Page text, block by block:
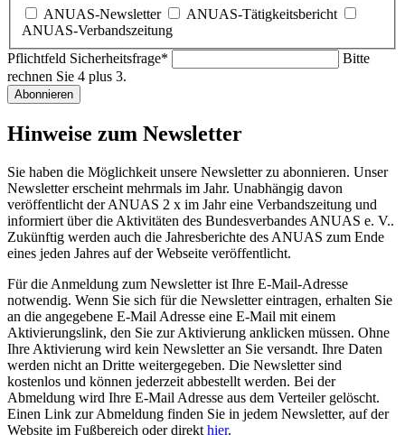
ANUAS-Newsletter
ANUAS-Tätigkeitsbericht
ANUAS-Verbandszeitung
Pflichtfeld Sicherheitsfrage*
Bitte
rechnen Sie 4 plus 3.
Abonnieren
Hinweise zum Newsletter
Sie haben die Möglichkeit unsere Newsletter zu abonnieren. Unser
Newsletter erscheint mehrmals im Jahr. Unabhängig davon
veröffentlicht der ANUAS 2 x im Jahr eine Verbandszeitung und
informiert über die Aktivitäten des Bundesverbandes ANUAS e. V..
Zukünftig werden auch die Jahresberichte des ANUAS zum Ende
eines jeden Jahres auf der Webseite veröffentlicht.
Für die Anmeldung zum Newsletter ist Ihre E-Mail-Adresse
notwendig. Wenn Sie sich für die Newsletter eintragen, erhalten Sie
an die angegebene E-Mail Adresse eine E-Mail mit einem
Aktivierungslink, den Sie zur Aktivierung anklicken müssen. Ohne
Ihre Aktivierung wird kein Newsletter an Sie versandt. Ihre Daten
werden nicht an Dritte weitergegeben. Die Newsletter sind
kostenlos und können jederzeit abbestellt werden. Bei der
Abmeldung wird Ihre E-Mail Adresse aus dem Verteiler gelöscht.
Einen Link zur Abmeldung finden Sie in jedem Newsletter, auf der
Website im Fußbereich oder direkt hier.